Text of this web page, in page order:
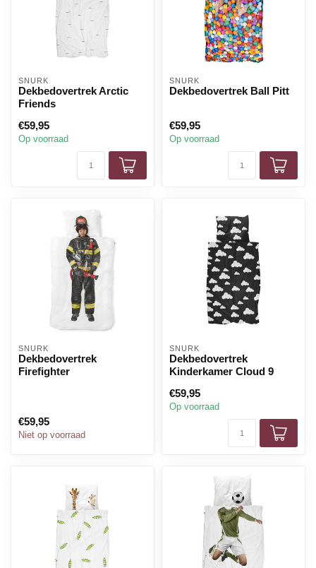
SNURK
Dekbedovertrek Arctic
Friends
€59,95
Op voorraad
SNURK
Dekbedovertrek Ball Pitt
€59,95
Op voorraad
SNURK
Dekbedovertrek
Firefighter
€59,95
Niet op voorraad
SNURK
Dekbedovertrek
Kinderkamer Cloud 9
€59,95
Op voorraad